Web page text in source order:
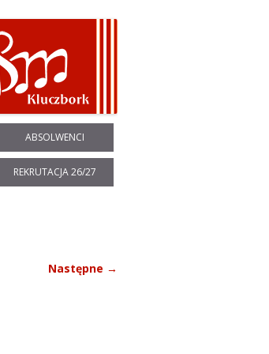
ABSOLWENCI
REKRUTACJA 26/27
Następne →